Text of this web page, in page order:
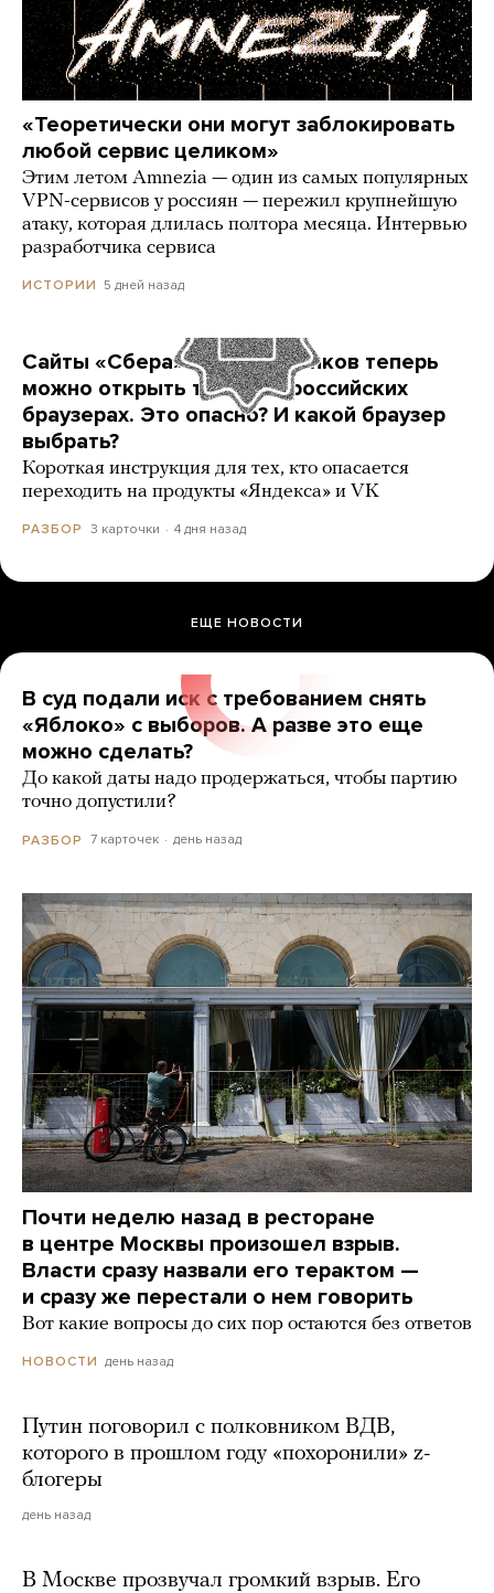
«Теоретически они могут заблокировать
любой сервис целиком»
Этим летом Amnezia — один из самых популярных
VPN-сервисов у россиян — пережил крупнейшую
атаку, которая длилась полтора месяца. Интервью
разработчика сервиса
ИСТОРИИ 5 дней назад
Сайты «Сбера» и других банков теперь
можно открыть только в российских
браузерах. Это опасно? И какой браузер
выбрать?
Короткая инструкция для тех, кто опасается
переходить на продукты «Яндекса» и VK
РАЗБОР 3 карточки 4 дня назад
ЕЩЕ НОВОСТИ
В суд подали иск с требованием снять
«Яблоко» с выборов. А разве это еще
можно сделать?
До какой даты надо продержаться, чтобы партию
точно допустили?
РАЗБОР 7 карточек день назад
Почти неделю назад в ресторане
в центре Москвы произошел взрыв.
Власти сразу назвали его терактом —
и сразу же перестали о нем говорить
Вот какие вопросы до сих пор остаются без ответов
НОВОСТИ день назад
Путин поговорил с полковником ВДВ,
которого в прошлом году «похоронили» z-
блогеры
день назад
В Москве прозвучал громкий взрыв. Его